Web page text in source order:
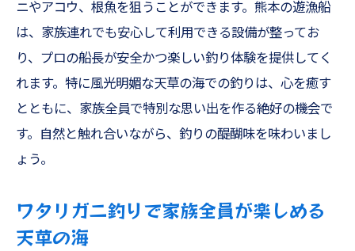
ニやアコウ、根魚を狙うことができます。熊本の遊漁船
は、家族連れでも安心して利用できる設備が整ってお
り、プロの船長が安全かつ楽しい釣り体験を提供してく
れます。特に風光明媚な天草の海での釣りは、心を癒す
とともに、家族全員で特別な思い出を作る絶好の機会で
す。自然と触れ合いながら、釣りの醍醐味を味わいまし
ょう。
ワタリガニ釣りで家族全員が楽しめる
天草の海